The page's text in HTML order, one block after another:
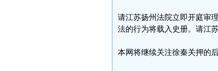
请江苏扬州法院立即开庭审
法的行为将载入史册。请江
本网将继续关注徐秦关押的